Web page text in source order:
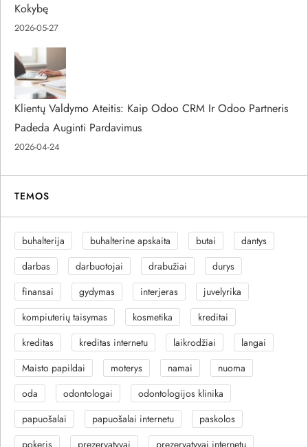
Kokybę
2026-05-27
Klientų Valdymo Ateitis: Kaip Odoo CRM Ir Odoo Partneris
Padeda Auginti Pardavimus
2026-04-24
TEMOS
buhalterija buhalterine apskaita butai
dantys
darbas
darbuotojai drabužiai
durys
finansai
gydymas interjeras
juvelyrika
kompiuterių taisymas
kosmetika
kreditai
kreditas
kreditas internetu laikrodžiai
langai
Maisto papildai
moterys namai
nuoma
oda
odontologai
odontologijos klinika
papuošalai
papuošalai internetu
paskolos